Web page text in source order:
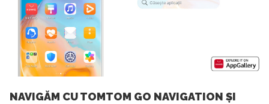
NAVIGĂM CU TOMTOM GO NAVIGATION ȘI